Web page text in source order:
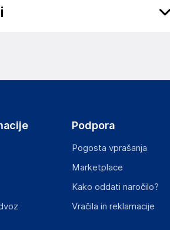
z zahtevanimi predpisi.
Podpora
Pogosta vprašanja
Marketplace
Kako oddati naročilo?
Vračila in reklamacije